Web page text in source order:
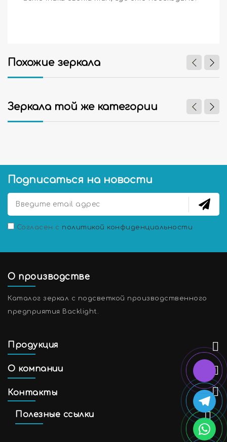
Похожие зеркала
Зеркала той же категории
Подписаться на новости
Согласен с политикой конфиденциальности
О производстве
Каталог зеркал с подсветкой производственного
предприятия Backlight.
Продукция
О компании
Контакты
Полезные ссылки